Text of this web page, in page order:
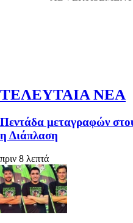
ΤΕΛΕΥΤΑΙΑ ΝΕΑ
Πεντάδα μεταγραφών
η Διάπλαση
πριν 8 λεπτά